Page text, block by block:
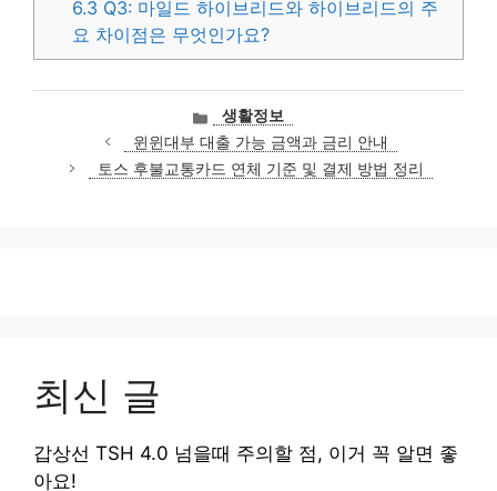
6.3 Q3: 마일드 하이브리드와 하이브리드의 주
요 차이점은 무엇인가요?
카
테
고
리
생활정보
윈윈대부 대출 가능 금액과 금리 안내
토스 후불교통카드 연체 기준 및 결제 방법 정리
최신 글
갑상선 TSH 4.0 넘을때 주의할 점, 이거 꼭 알면 좋
아요!